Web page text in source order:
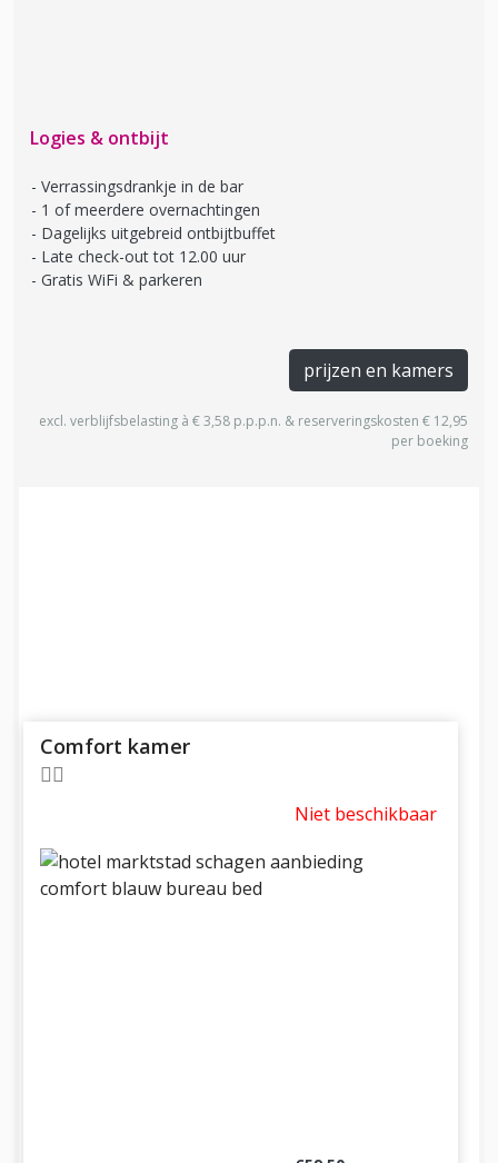
Logies & ontbijt
Verrassingsdrankje in de bar
1 of meerdere overnachtingen
Dagelijks uitgebreid ontbijtbuffet
Late check-out tot 12.00 uur
Gratis WiFi & parkeren
prijzen en kamers
excl. verblijfsbelasting à € 3,58 p.p.p.n. & reserveringskosten € 12,95
per boeking
Comfort kamer
Niet beschikbaar